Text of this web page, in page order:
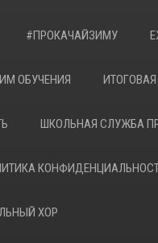
#ПРОКАЧАЙЗИМУ
ОБУЧЕНИЯ
ШКОЛЬНАЯ СЛУЖБА
ХОР